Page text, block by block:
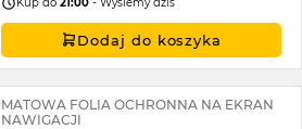
Dodaj do koszyka
MATOWA FOLIA OCHRONNA NA EKRAN
NAWIGACJI